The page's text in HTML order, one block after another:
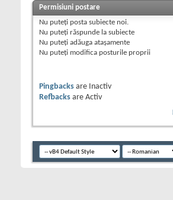
Permisiuni postare
Nu puteţi posta subiecte noi.
Nu puteţi răspunde la subiecte
Nu puteţi adăuga ataşamente
Nu puteţi modifica posturile proprii
Pingbacks are
Inactiv
Refbacks are Activ